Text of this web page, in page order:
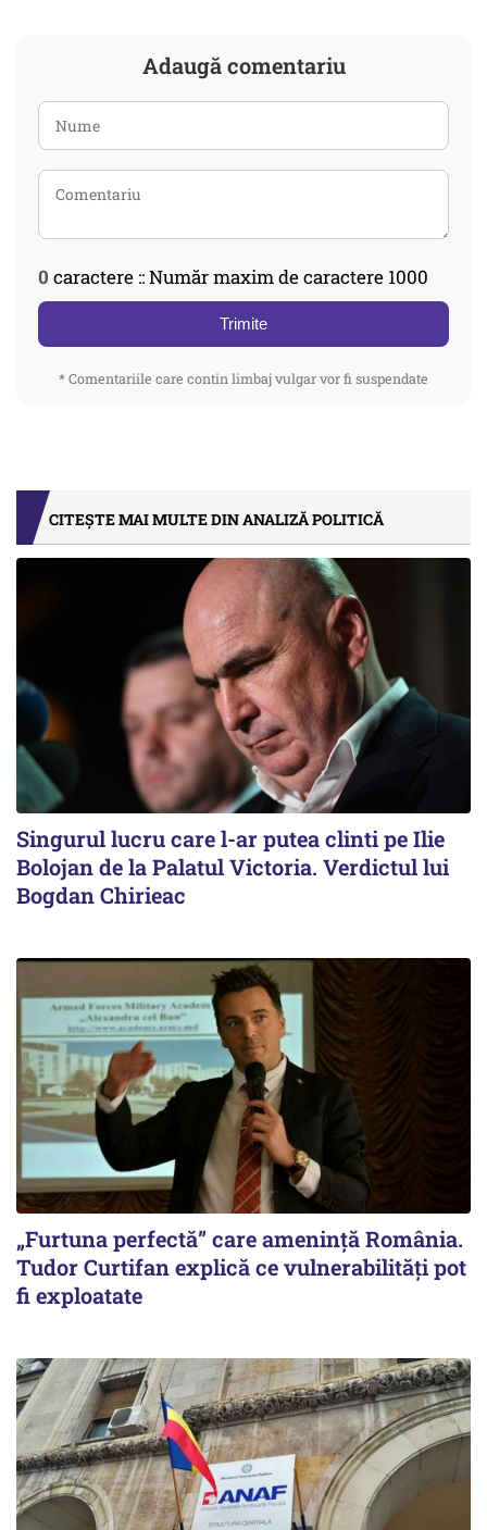
Adaugă comentariu
0 caractere :: Număr maxim de caractere 1000
Trimite
* Comentariile care contin limbaj vulgar vor fi suspendate
CITEȘTE MAI MULTE DIN ANALIZĂ POLITICĂ
Singurul lucru care l-ar putea clinti pe Ilie
Bolojan de la Palatul Victoria. Verdictul lui
Bogdan Chirieac
„Furtuna perfectă” care amenință România.
Tudor Curtifan explică ce vulnerabilități pot
fi exploatate